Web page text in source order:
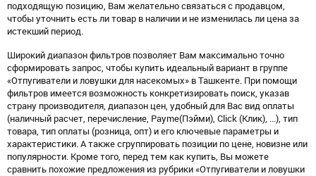
подходящую позицию, Вам желательно связаться с продавцом,
чтобы уточнить есть ли товар в наличии и не изменилась ли цена за
истекший период.
Широкий диапазон фильтров позволяет Вам максимально точно
сформировать запрос, чтобы купить идеальный вариант в группе
«Отпугиватели и ловушки для насекомых» в Ташкенте. При помощи
фильтров имеется возможность конкретизировать поиск, указав
страну производителя, диапазон цен, удобный для Вас вид оплаты
(наличный расчет, перечисление, Payme(Пэйми), Click (Клик), ...), тип
товара, тип оплаты (розница, опт) и его ключевые параметры и
характеристики. А также сгруппировать позиции по цене, новизне или
популярности. Кроме того, перед тем как купить, Вы можете
сравнить похожие предложения из рубрики «Отпугиватели и ловушки